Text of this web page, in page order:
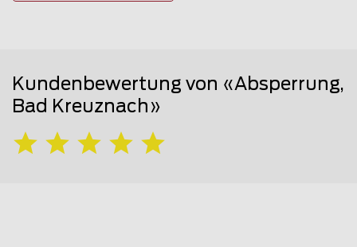
Kundenbewertung von «Absperrung,
Bad Kreuznach»